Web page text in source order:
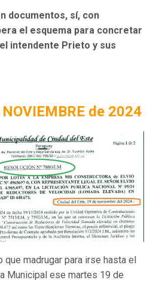
documentos, sí, con
el esquema para concretar
intendente Prieto y sus
de 2024
que madrugar para irse hasta el
Municipal ese martes 19 de